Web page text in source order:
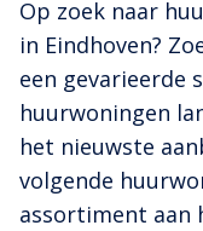
Op zoek naar
in Eindhoven?
een gevarieerde
huurwoningen
het nieuwste
volgende
assortiment aan